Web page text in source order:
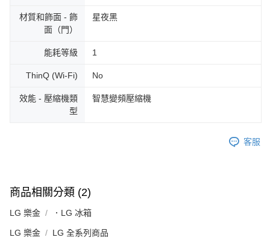
材質和飾面 - 飾
面（門）
星夜黑
能耗等級 1
ThinQ (Wi-Fi) No
效能 - 壓縮機類
型
智慧變頻壓縮機
客服
商品相關分類 (2)
LG 樂金 ．LG 冰箱
LG 樂金 LG 全系列商品